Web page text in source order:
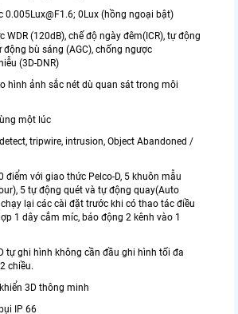
0.005Lux@F1.6; 0Lux (hồng ngoại bật)
WDR (120dB), chế độ ngày đêm(ICR), tự động
bù sáng (AGC), chống ngược
(3D-DNR)
hình ảnh sắc nét dù quan sát trong môi
một lúc
tripwire, intrusion, Object Abandoned /
điểm với giao thức Pelco-D, 5 khuôn mẫu
5 tự động quét và tự động quay(Auto
lại các cài đặt trước khi có thao tác điều
1 dây cắm míc, báo động 2 kênh vào 1
tự ghi hình không cần đầu ghi hình tối đa
chiều.
3D thông minh
IP 66